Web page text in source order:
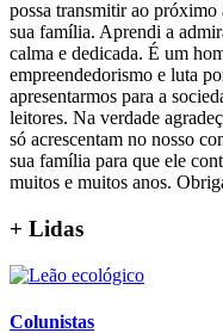
possa transmitir ao
sua família. Aprendi a
calma e dedicada. É um
empreendedorismo e luta
apresentarmos para a
leitores. Na verdade
só acrescentam no nosso
sua família para que ele
muitos e muitos anos.
+ Lidas
Colunistas